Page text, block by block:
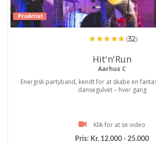
ProArtist
(32)
Hit'n'Run
Aarhus C
Energisk partyband, kendt for at skabe en
dansegulvet – hver gang
Klik for at se video
Pris: Kr. 12.000 - 25.000